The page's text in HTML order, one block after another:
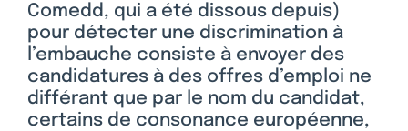
Comedd, qui a été dissous depuis)
pour détecter une discrimination à
l’embauche consiste à envoyer des
candidatures à des offres d’emploi ne
différant que par le nom du candidat,
certains de consonance européenne,